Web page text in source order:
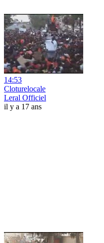
14:53
Cloturelocale
Leral Officiel
il y a 17 ans